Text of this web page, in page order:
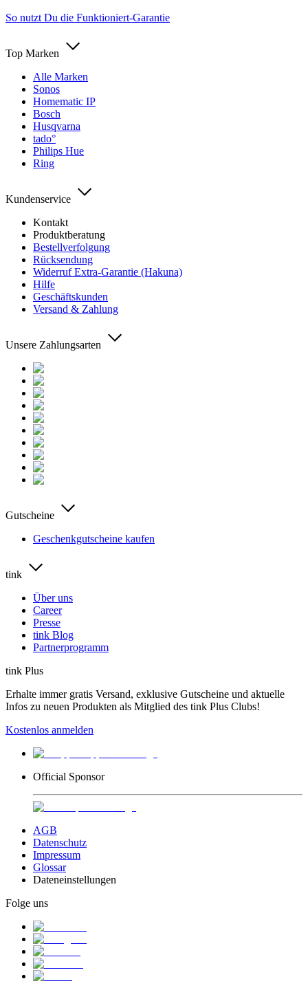
So nutzt Du die Funktioniert-Garantie
Top Marken
Alle Marken
Sonos
Homematic IP
Bosch
Husqvarna
tado°
Philips Hue
Ring
Kundenservice
Kontakt
Produktberatung
Bestellverfolgung
Rücksendung
Widerruf Extra-Garantie (Hakuna)
Hilfe
Geschäftskunden
Versand & Zahlung
Unsere Zahlungsarten
Gutscheine
Geschenkgutscheine kaufen
tink
Über uns
Career
Presse
tink Blog
Partnerprogramm
tink Plus
Erhalte immer gratis Versand, exklusive Gutscheine und aktuelle
Infos zu neuen Produkten als Mitglied des tink Plus Clubs!
Kostenlos anmelden
Official Sponsor
AGB
Datenschutz
Impressum
Glossar
Dateneinstellungen
Folge uns